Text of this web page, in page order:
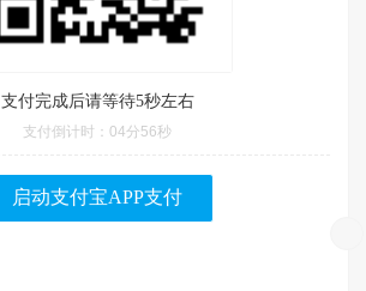
支付完成后请等待5秒左右
支付倒计时： 04分56秒
启动支付宝APP支付